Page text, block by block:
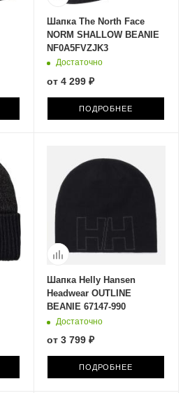
Шапка The North Face
NORM SHALLOW BEANIE
NF0A5FVZJK3
Достаточно
от 4 299 ₽
ПОДРОБНЕЕ
Шапка Helly Hansen
Headwear OUTLINE
BEANIE 67147-990
Достаточно
от 3 799 ₽
ПОДРОБНЕЕ